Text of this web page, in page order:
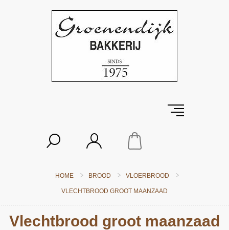
HOME BROOD VLOERBROOD
VLECHTBROOD GROOT MAANZAAD
Vlechtbrood groot maanzaad